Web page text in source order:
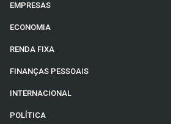
EMPRESAS
ECONOMIA
RENDA FIXA
FINANÇAS PESSOAIS
INTERNACIONAL
POLÍTICA